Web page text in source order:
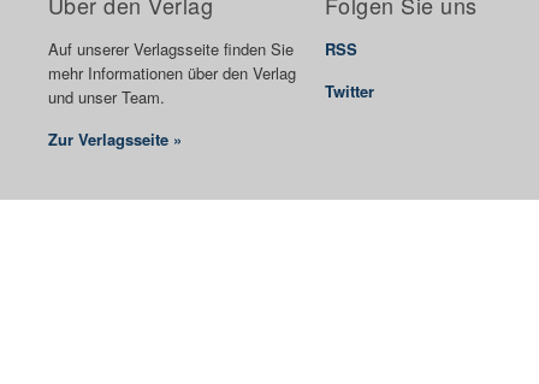
Auf unserer Verlagsseite finden Sie
mehr Informationen über den Verlag
und unser Team.
Zur Verlagsseite »
RSS
Twitter